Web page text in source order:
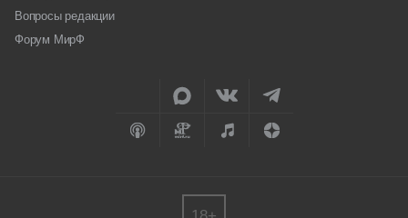
Вопросы редакции
Форум МирФ